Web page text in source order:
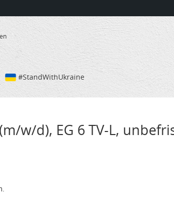
#StandWithUkraine
w/d), EG 6 TV-L,